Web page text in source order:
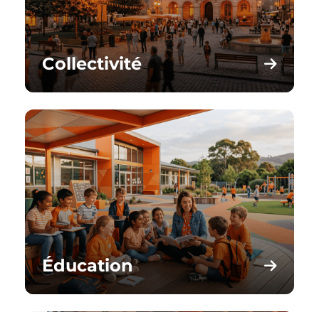
Collectivité
Éducation